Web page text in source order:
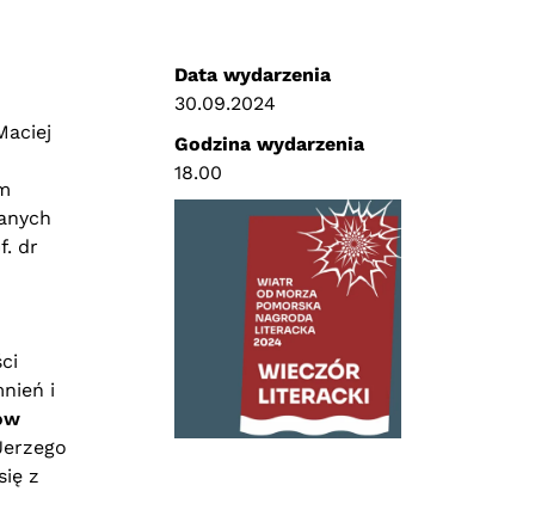
dr
i
z
Data wydarzenia
30.09.2024
Godzina wydarzenia
18.00